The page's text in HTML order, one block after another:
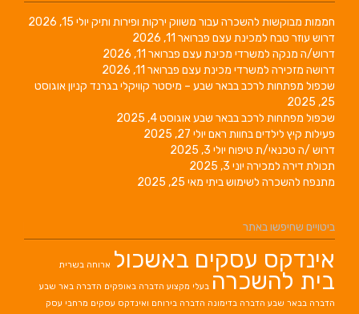
חממות מבוקשות להשכרה עבור משווק ירקות ופירות ותיק יולי 15, 2026
דרוש עוזר טבח למכינת עצם פברואר 11, 2026
דרוש/ה מנקה למשרדי מכינת עצם פברואר 11, 2026
דרושה מזכירה למשרדי מכינת עצם פברואר 11, 2026
שכפול מפתחות לרכב בבאר שבע – מיסטר קוויקלי בגרנד קניוןאוגוסט
25, 2025
שכפול מפתחות לרכב בבאר שבעאוגוסט 4, 2025
פעילות קיץ לילדים בחוות ראם יולי 27, 2025
דרוש /ה טכנאי/ת טיפוח יולי 3, 2025
תכולת דירה למכירה יוני 3, 2025
מתנפח להשכרה לשימוש ביתי מאי 25, 2025
ביטויים שחיפשו באתר
אינדקס עסקים באשכול ארוחה בשרית
בית להשכרה בעלי מקצוע הדברה באופקים הדברה באר שבע
הדברה בבאר שבע הדברה בדימונה הדברה בירוחם ואינדקס עסקים מרחבי עסק